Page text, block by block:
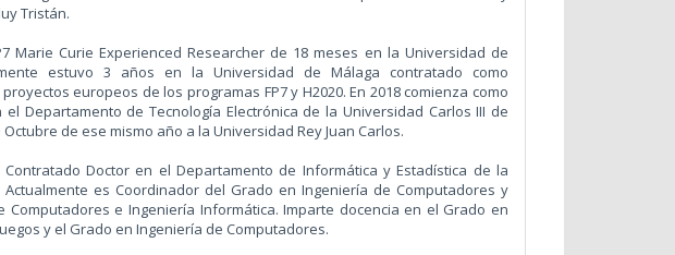
Tristán.
Marie Curie Experienced Researcher de 18 meses en la Universidad de
estuvo 3 años en la Universidad de Málaga contratado como
europeos de los programas FP7 y H2020. En 2018 comienza como
Departamento de Tecnología Electrónica de la Universidad Carlos III de
de ese mismo año a la Universidad Rey Juan Carlos.
Doctor en el Departamento de Informática y Estadística de la
Actualmente es Coordinador del Grado en Ingeniería de Computadores y
Computadores e Ingeniería Informática. Imparte docencia en el Grado en
y el Grado en Ingeniería de Computadores.